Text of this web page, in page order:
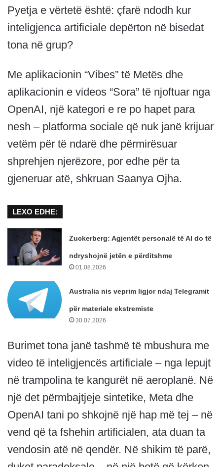
Pyetja e vërtetë është: çfarë ndodh kur
inteligjenca artificiale depërton në bisedat
tona në grup?
Me aplikacionin “Vibes” të Metës dhe
aplikacionin e videos “Sora” të njoftuar nga
OpenAI, një kategori e re po hapet para
nesh – platforma sociale që nuk janë krijuar
vetëm për të ndarë dhe përmirësuar
shprehjen njerëzore, por edhe për ta
gjeneruar atë, shkruan Saanya Ojha.
LEXO EDHE:
Zuckerberg: Agjentët personalë të AI do të
ndryshojnë jetën e përditshme
01.08.2026
Australia nis veprim ligjor ndaj Telegramit
për materiale ekstremiste
30.07.2026
Burimet tona janë tashmë të mbushura me
video të inteligjencës artificiale – nga lepujt
në trampolina te kangurët në aeroplanë. Në
një det përmbajtjeje sintetike, Meta dhe
OpenAI tani po shkojnë një hap më tej – në
vend që ta fshehin artificialen, ata duan ta
vendosin atë në qendër. Në shikim të parë,